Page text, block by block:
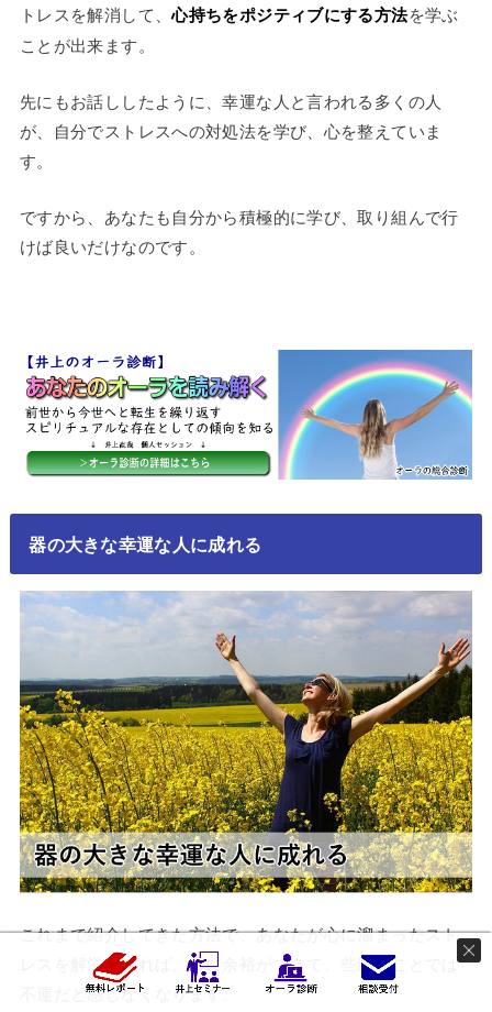
トレスを解消して、心持ちをポジティブにする方法を学ぶ
ことが出来ます。
先にもお話ししたように、幸運な人と言われる多くの人
が、自分でストレスへの対処法を学び、心を整えていま
す。
ですから、あなたも自分から積極的に学び、取り組んで行
けば良いだけなのです。
器の大きな幸運な人に成れる
これまで紹介してきた方法で、あなたが心に溜まったスト
レスを解消出来れば、心に余裕ができて、些細なことでは
不運だと感じなくなります。